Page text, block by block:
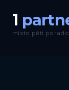
1
místo pěti